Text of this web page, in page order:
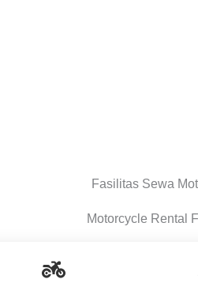
Fasilitas Sewa
Motorcycle Rental